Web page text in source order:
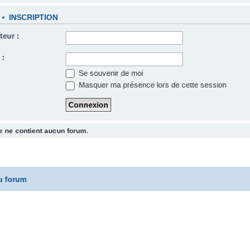
• INSCRIPTION
:
:
Se souvenir de moi
Masquer ma présence lors de cette session
ne contient aucun forum.
forum